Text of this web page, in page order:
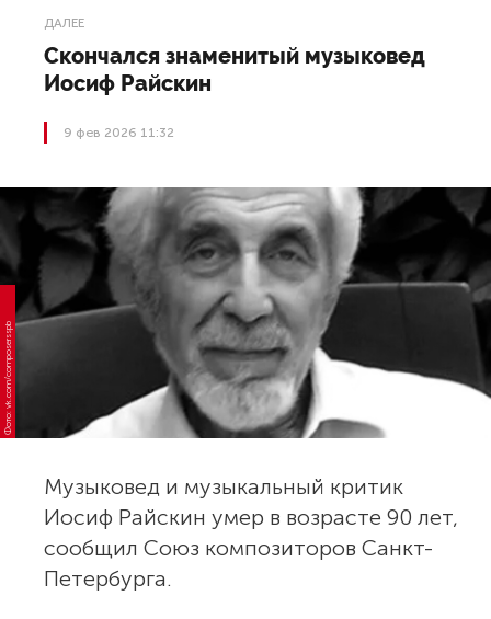
ДАЛЕЕ
Скончался знаменитый музыковед
Иосиф Райскин
9 фев 2026 11:32
Фото: vk.com/composersspb
Музыковед и музыкальный критик
Иосиф Райскин умер в возрасте 90 лет,
сообщил Союз композиторов Санкт-
Петербурга.